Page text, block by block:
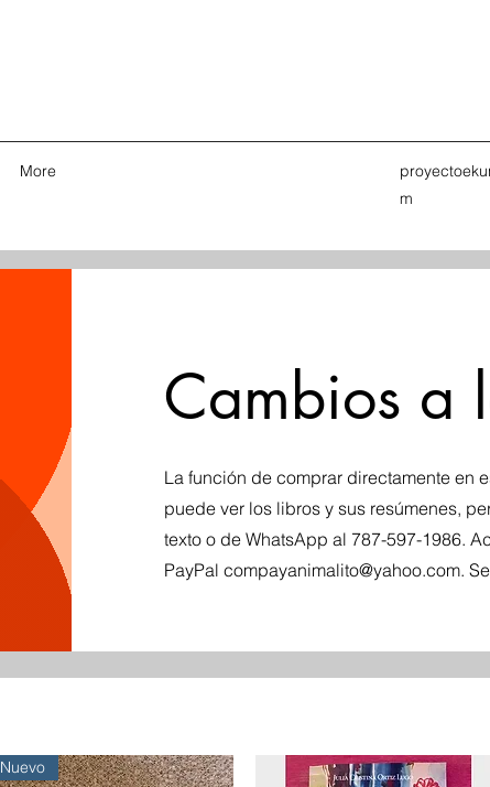
More
m
Cambios a
La función de comprar directamente en
puede ver los libros y sus resúmenes,
texto o de WhatsApp al 787-597-1986.
PayPalcompayanimalito@yahoo.com.
Nuevo